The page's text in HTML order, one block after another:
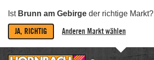
Ist Brunn am Gebirge der richtige Markt?
JA, RICHTIG Anderen Markt wählen